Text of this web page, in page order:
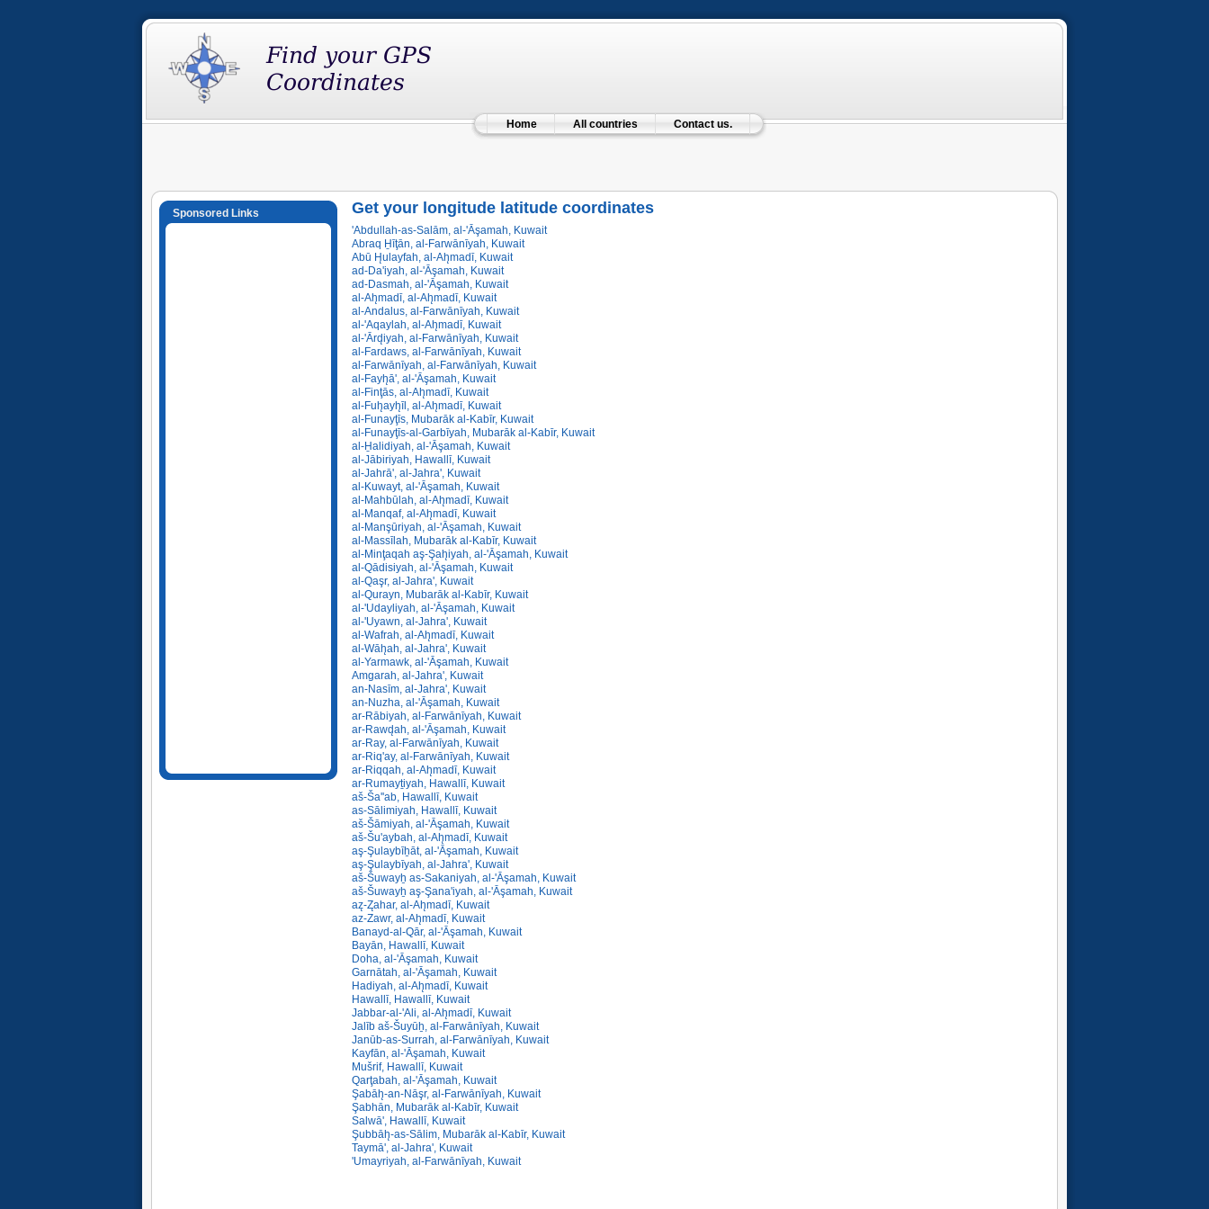
Home All countries Contact us.
Sponsored Links Get your longitude latitude coordinates
'Abdullah-as-Salām, al-'Āşamah, Kuwait
Abraq H̱īţān, al-Farwānīyah, Kuwait
Abū H̨ulayfah, al-Ah̨madī, Kuwait
ad-Da'iyah, al-'Āşamah, Kuwait
ad-Dasmah, al-'Āşamah, Kuwait
al-Ah̨madī, al-Ah̨madī, Kuwait
al-Andalus, al-Farwānīyah, Kuwait
al-'Aqaylah, al-Ah̨madī, Kuwait
al-'Ārd̨iyah, al-Farwānīyah, Kuwait
al-Fardaws, al-Farwānīyah, Kuwait
al-Farwānīyah, al-Farwānīyah, Kuwait
al-Fayh̨ā', al-'Āşamah, Kuwait
al-Finţās, al-Ah̨madī, Kuwait
al-Fuh̨ayh̨īl, al-Ah̨madī, Kuwait
al-Funayţīs, Mubarāk al-Kabīr, Kuwait
al-Funayţīs-al-Garbīyah, Mubarāk al-Kabīr, Kuwait
al-H̱alidiyah, al-'Āşamah, Kuwait
al-Jābiriyah, Hawallī, Kuwait
al-Jahrā', al-Jahra', Kuwait
al-Kuwayt, al-'Āşamah, Kuwait
al-Mahbūlah, al-Ah̨madī, Kuwait
al-Manqaf, al-Ah̨madī, Kuwait
al-Manşūriyah, al-'Āşamah, Kuwait
al-Massīlah, Mubarāk al-Kabīr, Kuwait
al-Minţaqah aş-Şah̨iyah, al-'Āşamah, Kuwait
al-Qādisiyah, al-'Āşamah, Kuwait
al-Qaşr, al-Jahra', Kuwait
al-Qurayn, Mubarāk al-Kabīr, Kuwait
al-'Udayliyah, al-'Āşamah, Kuwait
al-'Uyawn, al-Jahra', Kuwait
al-Wafrah, al-Ah̨madī, Kuwait
al-Wāh̨ah, al-Jahra', Kuwait
al-Yarmawk, al-'Āşamah, Kuwait
Amgarah, al-Jahra', Kuwait
an-Nasīm, al-Jahra', Kuwait
an-Nuzha, al-'Āşamah, Kuwait
ar-Rābiyah, al-Farwānīyah, Kuwait
ar-Rawd̨ah, al-'Āşamah, Kuwait
ar-Ray, al-Farwānīyah, Kuwait
ar-Riq'ay, al-Farwānīyah, Kuwait
ar-Riqqah, al-Ah̨madī, Kuwait
ar-Rumayṯiyah, Hawallī, Kuwait
aš-Ša''ab, Hawallī, Kuwait
as-Sālimiyah, Hawallī, Kuwait
aš-Šāmiyah, al-'Āşamah, Kuwait
aš-Šu'aybah, al-Ah̨madī, Kuwait
aş-Şulaybīẖāt, al-'Āşamah, Kuwait
aş-Şulaybīyah, al-Jahra', Kuwait
aš-Šuwayẖ as-Sakaniyah, al-'Āşamah, Kuwait
aš-Šuwayẖ aş-Şana'iyah, al-'Āşamah, Kuwait
az̨-Z̨ahar, al-Ah̨madī, Kuwait
az-Zawr, al-Ah̨madī, Kuwait
Banayd-al-Qār, al-'Āşamah, Kuwait
Bayān, Hawallī, Kuwait
Doha, al-'Āşamah, Kuwait
Garnātah, al-'Āşamah, Kuwait
Hadiyah, al-Ah̨madī, Kuwait
Hawallī, Hawallī, Kuwait
Jabbar-al-'Ali, al-Ah̨madī, Kuwait
Jalīb aš-Šuyūẖ, al-Farwānīyah, Kuwait
Janūb-as-Surrah, al-Farwānīyah, Kuwait
Kayfān, al-'Āşamah, Kuwait
Mušrif, Hawallī, Kuwait
Qarţabah, al-'Āşamah, Kuwait
Şabāh̨-an-Nāşr, al-Farwānīyah, Kuwait
Şabhān, Mubarāk al-Kabīr, Kuwait
Salwā', Hawallī, Kuwait
Şubbāh̨-as-Sālim, Mubarāk al-Kabīr, Kuwait
Taymā', al-Jahra', Kuwait
'Umayriyah, al-Farwānīyah, Kuwait